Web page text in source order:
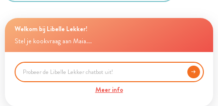
Welkom bij Libelle Lekker!
Stel je kookvraag aan Maia...
Meer info